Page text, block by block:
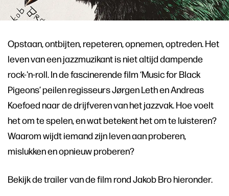
Opstaan, ontbijten, repeteren, opnemen, optreden. Het
leven van een jazzmuzikant is niet altijd dampende
rock-'n-roll. In de fascinerende film ‘Music for Black
Pigeons’ peilen regisseurs Jørgen Leth en Andreas
Koefoed naar de drijfveren van het jazzvak. Hoe voelt
het om te spelen, en wat betekent het om te luisteren?
Waarom wijdt iemand zijn leven aan proberen,
mislukken en opnieuw proberen?
Bekijk de trailer van de film rond Jakob Bro hieronder.